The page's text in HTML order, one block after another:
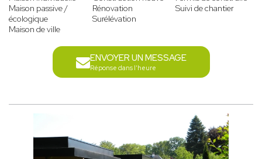
Maison passive /
écologique
Maison de ville
Rénovation
Surélévation
Suivi de chantier
ENVOYER UN MESSAGE
Réponse dans l'heure